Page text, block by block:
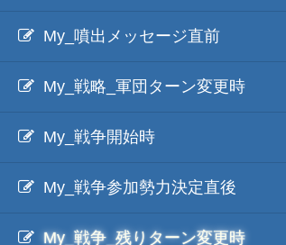
武将データ
ファイル構成
各種エディタ
画像入替
映像入替
C++/CLIで記述する場合
C#で記述する場合
User.ver.SDK クラス
User.ver.SDK ハンドラ
My_噴出メッセージ直前
My_戦略_軍団ターン変更時
My_戦争開始時
My_戦争参加勢力決定直後
My_戦争_残りターン変更時
C#とIronPythonの利用
C#からExcelを利用する